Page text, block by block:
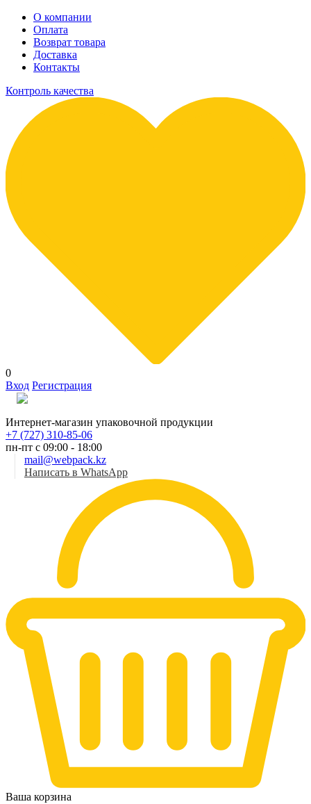
О компании
Оплата
Возврат товара
Доставка
Контакты
Контроль качества
0
Вход Регистрация
Интернет-магазин упаковочной продукции
+7 (727) 310-85-06
пн-пт с 09:00 - 18:00
mail@webpack.kz
Написать в WhatsApp
Ваша корзина